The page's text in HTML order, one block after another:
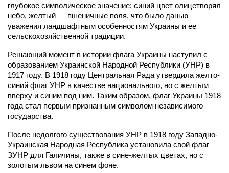
глубокое символическое значение: синий цвет олицетворял
небо, желтый — пшеничные поля, что было данью
уважения ландшафтным особенностям Украины и ее
сельскохозяйственной традиции.
Решающий момент в истории флага Украины наступил с
образованием Украинской Народной Республики (УНР) в
1917 году. В 1918 году Центральная Рада утвердила желто-
синий флаг УНР в качестве национального, но с желтым
вверху и синим под ним. Таким образом, флаг Украины 1918
года стал первым признанным символом независимого
государства.
После недолгого существования УНР в 1918 году Западно-
Украинская Народная Республика установила свой флаг
ЗУНР для Галичины, также в сине-желтых цветах, но с
золотым львом на синем фоне.